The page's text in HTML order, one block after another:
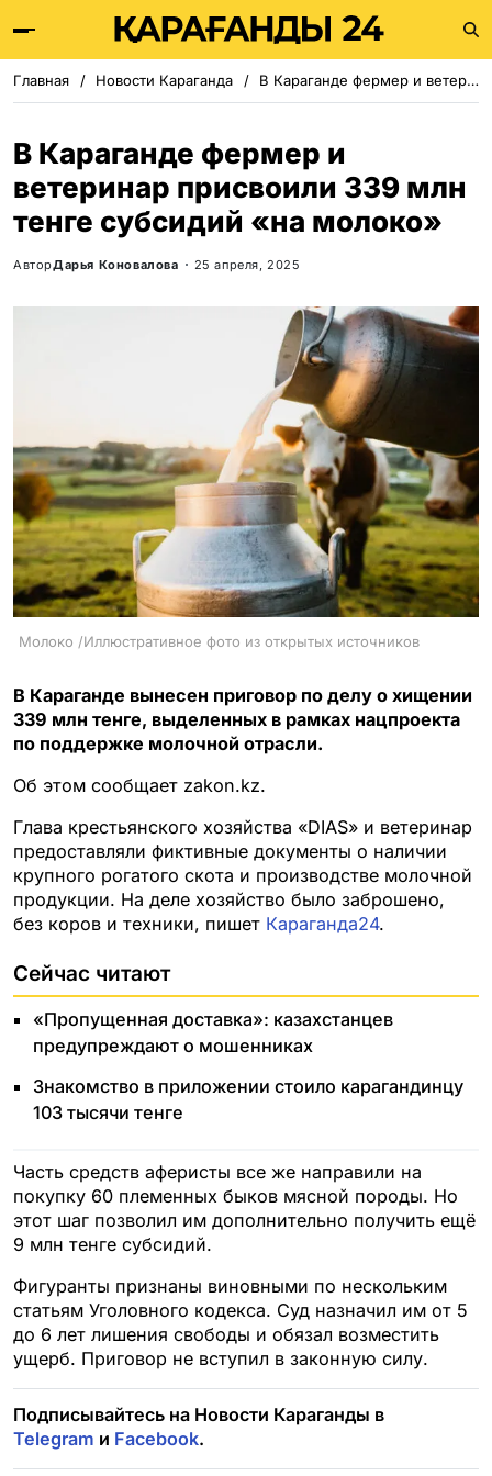
Главная Новости Караганда В Караганде фермер и ветеринар присвоили 339 млн тенге субсидий «на молоко»
В Караганде фермер и
ветеринар присвоили 339 млн
тенге субсидий «на молоко»
АвторДарья Коновалова 25 апреля, 2025
Молоко /Иллюстративное фото из открытых источников
В Караганде вынесен приговор по делу о хищении
339 млн тенге, выделенных в рамках нацпроекта
по поддержке молочной отрасли.
Об этом сообщает zakon.kz.
Глава крестьянского хозяйства «DIAS» и ветеринар
предоставляли фиктивные документы о наличии
крупного рогатого скота и производстве молочной
продукции. На деле хозяйство было заброшено,
без коров и техники, пишет Караганда24.
Сейчас читают
«Пропущенная доставка»: казахстанцев
предупреждают о мошенниках
Знакомство в приложении стоило карагандинцу
103 тысячи тенге
Часть средств аферисты все же направили на
покупку 60 племенных быков мясной породы. Но
этот шаг позволил им дополнительно получить ещё
9 млн тенге субсидий.
Фигуранты признаны виновными по нескольким
статьям Уголовного кодекса. Суд назначил им от 5
до 6 лет лишения свободы и обязал возместить
ущерб. Приговор не вступил в законную силу.
Подписывайтесь на Новости Караганды в
Telegram и Facebook.